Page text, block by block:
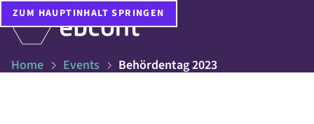
ZUM HAUPTINHALT SPRINGEN
Home Events Behördentag 2023